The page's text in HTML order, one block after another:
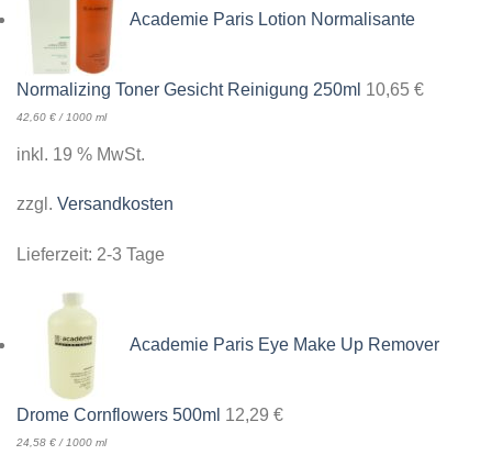
Academie Paris Lotion Normalisante
Normalizing Toner Gesicht Reinigung 250ml 10,65 €
42,60 € / 1000 ml
inkl. 19 % MwSt.
zzgl. Versandkosten
Lieferzeit: 2-3 Tage
Academie Paris Eye Make Up Remover
Drome Cornflowers 500ml 12,29 €
24,58 € / 1000 ml